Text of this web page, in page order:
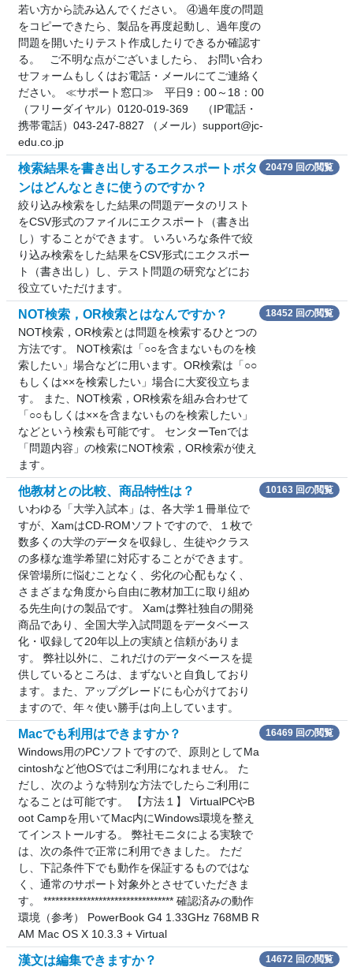
若い方から読み込んでください。 ④過年度の問題
をコピーできたら、製品を再度起動し、過年度の
問題を開いたりテスト作成したりできるか確認す
る。 ご不明な点がございましたら、 お問い合わ
せフォームもしくはお電話・メールにてご連絡く
ださい。 ≪サポート窓口≫ 平日9：00～18：00
（フリーダイヤル）0120-019-369 （IP電話・
携帯電話）043-247-8827 （メール）support@jc-
edu.co.jp
検索結果を書き出しするエクスポートボタ
ンはどんなときに使うのですか？
絞り込み検索をした結果の問題データのリスト
をCSV形式のファイルにエクスポート（書き出
し）することができます。 いろいろな条件で絞
り込み検索をした結果をCSV形式にエクスポー
ト（書き出し）し、テスト問題の研究などにお
役立ていただけます。
20479 回の閲覧
NOT検索，OR検索とはなんですか？
NOT検索，OR検索とは問題を検索するひとつの
方法です。 NOT検索は「○○を含まないものを検
索したい」場合などに用います。OR検索は「○○
もしくは××を検索したい」場合に大変役立ちま
す。 また、NOT検索，OR検索を組み合わせて
「○○もしくは××を含まないものを検索したい」
などという検索も可能です。 センターTenでは
「問題内容」の検索にNOT検索，OR検索が使え
ます。
18452 回の閲覧
他教材との比較、商品特性は？
いわゆる「大学入試本」は、各大学１冊単位で
すが、XamはCD-ROMソフトですので、１枚で
数多くの大学のデータを収録し、生徒やクラス
の多様な進学希望に対応することができます。
保管場所に悩むことなく、劣化の心配もなく、
さまざまな角度から自由に教材加工に取り組め
る先生向けの製品です。 Xamは弊社独自の開発
商品であり、全国大学入試問題をデータベース
化・収録して20年以上の実績と信頼がありま
す。 弊社以外に、これだけのデータベースを提
供しているところは、まずないと自負しており
ます。また、アップグレードにも心がけており
ますので、年々使い勝手は向上しています。
10163 回の閲覧
Macでも利用はできますか？
Windows用のPCソフトですので、原則としてMa
cintoshなど他OSではご利用になれません。 た
だし、次のような特別な方法でしたらご利用に
なることは可能です。 【方法１】 VirtualPCやB
oot Campを用いてMac内にWindows環境を整え
てインストールする。 弊社モニタによる実験で
は、次の条件で正常に利用できました。 ただ
し、下記条件下でも動作を保証するものではな
く、通常のサポート対象外とさせていただきま
す。 ********************************* 確認済みの動作
環境（参考） PowerBook G4 1.33GHz 768MB R
AM Mac OS X 10.3.3 + Virtual
16469 回の閲覧
漢文は編集できますか？ 14672 回の閲覧